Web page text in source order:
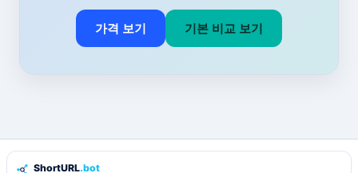
가격 보기 기본 비교 보기